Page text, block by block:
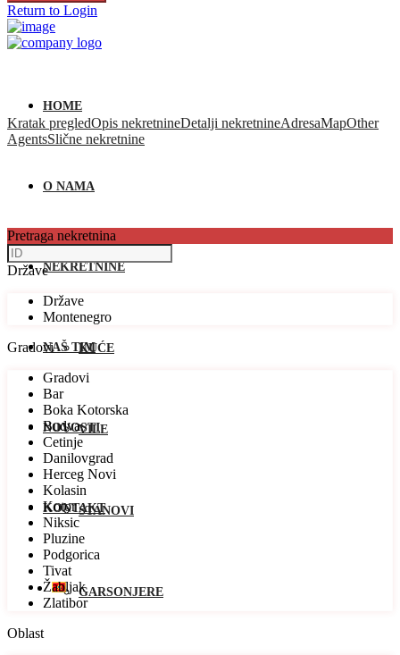
Return to Login
HOME
O NAMA
NEKRETNINE
KUĆE
VILE
STANOVI
GARSONJERE
NAŠ TIM
NOVOSTI
KONTAKT
Kratak pregledOpis nekretnineDetalji nekretnineAdresaMapOther
AgentsSlične nekretnine
Pretraga nekretnina
Države
Države
Montenegro
Gradovi
Gradovi
Bar
Boka Kotorska
Budva
Cetinje
Danilovgrad
Herceg Novi
Kolasin
Kotor
Niksic
Pluzine
Podgorica
Tivat
Žabljak
Zlatibor
Oblast